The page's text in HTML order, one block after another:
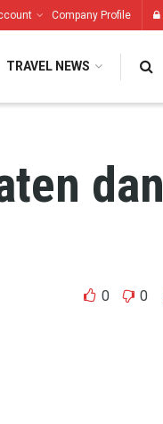
Company Profile
TRAVEL NEWS
dan
0 0